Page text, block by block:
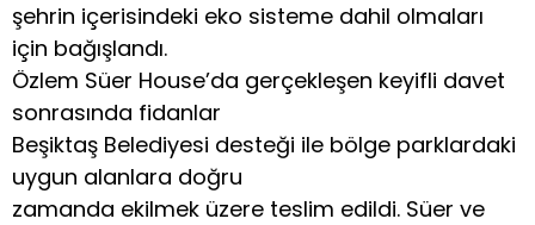
şehrin içerisindeki eko sisteme dahil olmaları
için bağışlandı.
Özlem Süer House’da gerçekleşen keyifli davet
sonrasında fidanlar
Beşiktaş Belediyesi desteği ile bölge parklardaki
uygun alanlara doğru
zamanda ekilmek üzere teslim edildi. Süer ve